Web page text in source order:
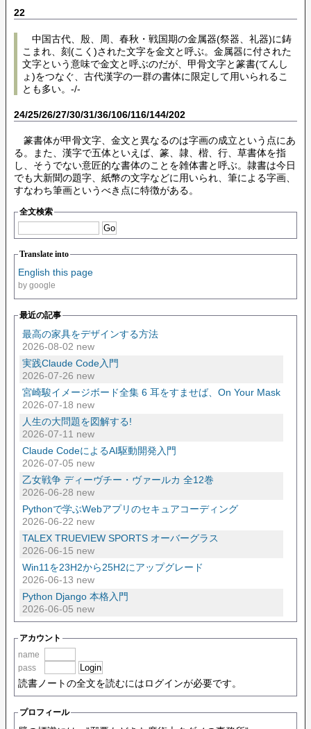
22
中国古代、殷、周、春秋・戦国期の金属器(祭器、礼器)に鋳
こまれ、刻(こく)された文字を金文と呼ぶ。金属器に付された
文字という意味で金文と呼ぶのだが、甲骨文字と篆書(てんし
ょ)をつなぐ、古代漢字の一群の書体に限定して用いられるこ
とも多い。-/-
24/25/26/27/30/31/36/106/116/144/202
篆書体が甲骨文字、金文と異なるのは字画の成立という点にあ
る。また、漢字で五体といえば、篆、隷、楷、行、草書体を指
し、そうでない意匠的な書体のことを雑体書と呼ぶ。隷書は今日
でも大新聞の題字、紙幣の文字などに用いられ、筆による字画、
すなわち筆画というべき点に特徴がある。
全文検索
Translate into
English this page
by google
最近の記事
最高の家具をデザインする方法
2026-08-02 new
実践Claude Code入門
2026-07-26 new
宮崎駿イメージボード全集 6 耳をすませば、On Your Mask
2026-07-18 new
人生の大問題を図解する!
2026-07-11 new
Claude CodeによるAI駆動開発入門
2026-07-05 new
乙女戦争 ディーヴチー・ヴァールカ 全12巻
2026-06-28 new
Pythonで学ぶWebアプリのセキュアコーディング
2026-06-22 new
TALEX TRUEVIEW SPORTS オーバーグラス
2026-06-15 new
Win11を23H2から25H2にアップグレード
2026-06-13 new
Python Django 本格入門
2026-06-05 new
アカウント
name
pass
読書ノートの全文を読むにはログインが必要です。
プロフィール